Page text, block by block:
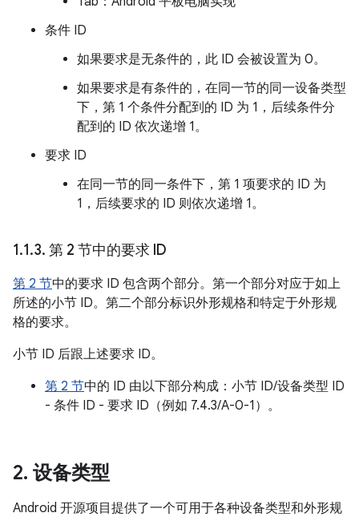
条件 ID
如果要求是无条件的，此 ID 会被设置为 0。
如果要求是有条件的，在同一节的同一设备类型
下，第 1 个条件分配到的 ID 为 1，后续条件分
配到的 ID 依次递增 1。
要求 ID
在同一节的同一条件下，第 1 项要求的 ID 为
1，后续要求的 ID 则依次递增 1。
1.1.3. 第 2 节中的要求 ID
第 2 节中的要求 ID 包含两个部分。第一个部分对应于如上
所述的小节 ID。第二个部分标识外形规格和特定于外形规
格的要求。
小节 ID 后跟上述要求 ID。
第 2 节中的 ID 由以下部分构成：小节 ID/设备类型 ID
- 条件 ID - 要求 ID（例如 7.4.3/A-0-1）。
2. 设备类型
Android 开源项目提供了一个可用于各种设备类型和外形规